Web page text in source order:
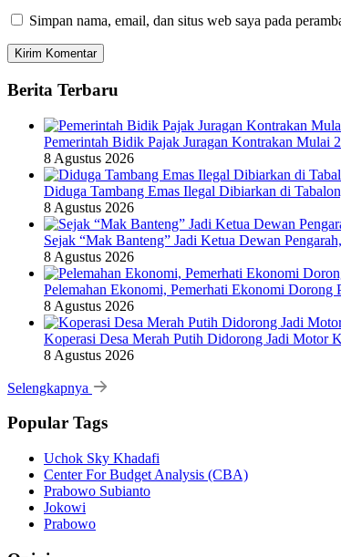
Simpan nama, email, dan situs web saya pada
Berita Terbaru
Pemerintah Bidik Pajak Juragan Kontrakan Mulai
8 Agustus 2026
Diduga Tambang Emas Ilegal Dibiarkan di
8 Agustus 2026
Sejak “Mak Banteng” Jadi Ketua Dewan
8 Agustus 2026
Pelemahan Ekonomi, Pemerhati Ekonomi
8 Agustus 2026
Koperasi Desa Merah Putih Didorong Jadi Motor
8 Agustus 2026
Selengkapnya
Popular Tags
Uchok Sky Khadafi
Center For Budget Analysis (CBA)
Prabowo Subianto
Jokowi
Prabowo